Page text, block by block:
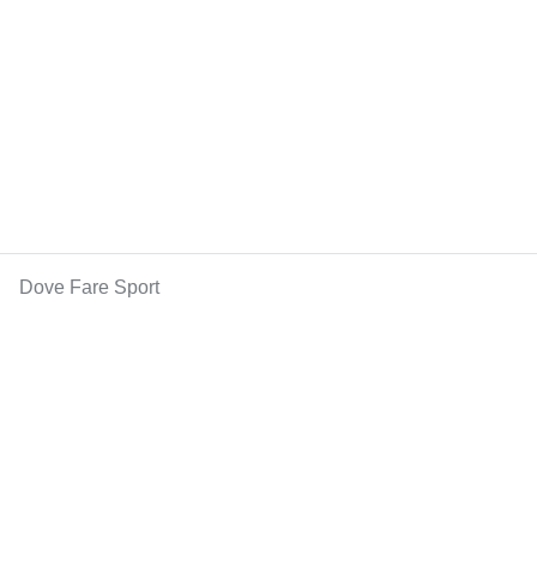
Dove Fare Sport